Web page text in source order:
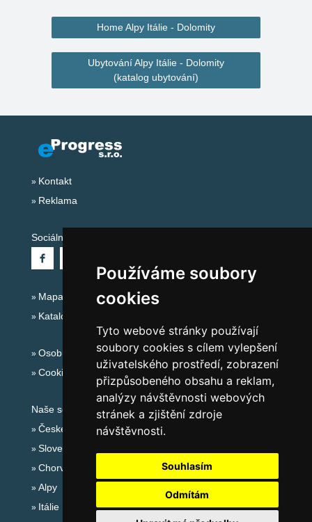
Používáme soubory
cookies
Tyto webové stránky používají
soubory cookies s cílem vylepšení
uživatelského prostředí, zobrazení
přizpůsobeného obsahu a reklam,
analýzy návštěvnosti webových
stránek a zjištění zdroje
návštěvnosti.
Souhlasím
Odmítám
Home Alpy Itálie - Dolomity
Ubytování Alpy Itálie - Dolomity
(katalog ubytování)
Kontakt
Reklama
Sociální sítě:
Mapa serveru Alpy Itálie - Dolomity
Katalog ubytování
Osobní údaje
Cookies
Naše servery:
České hory
Slovenské hory
Chorvatsko
Alpy
Itálie